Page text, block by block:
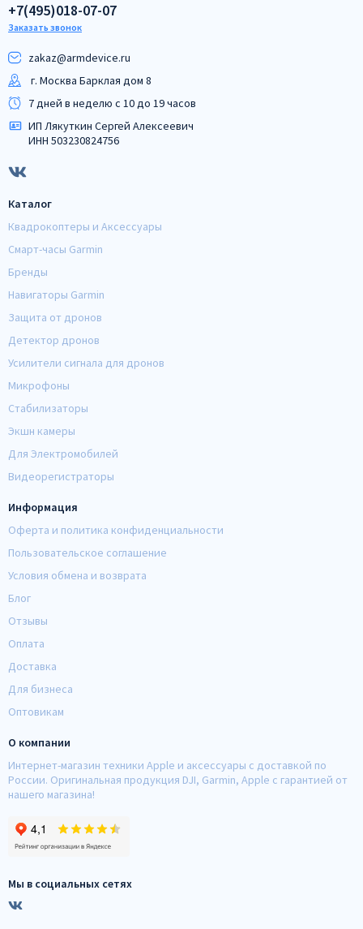
+7(495)018-07-07
Заказать звонок
zakaz@armdeviсe.ru
г. Москва Барклая дом 8
7 дней в неделю с 10 до 19 часов
ИП Лякуткин Сергей Алексеевич
ИНН 503230824756
Каталог
Квадрокоптеры и Аксессуары
Смарт-часы Garmin
Бренды
Навигаторы Garmin
Защита от дронов
Детектор дронов
Усилители сигнала для дронов
Микрофоны
Стабилизаторы
Экшн камеры
Для Электромобилей
Видеорегистраторы
Информация
Оферта и политика конфиденциальности
Пользовательское соглашение
Условия обмена и возврата
Блог
Отзывы
Оплата
Доставка
Для бизнеса
Оптовикам
О компании
Интернет-магазин техники Apple и аксессуары с доставкой по
России. Оригинальная продукция DJI, Garmin, Apple с гарантией от
нашего магазина!
Мы в социальных сетях